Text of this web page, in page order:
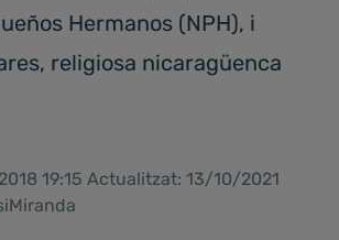
Hermanos (NPH), i
religiosa nicaragüenca
19:15 Actualitzat: 13/10/2021